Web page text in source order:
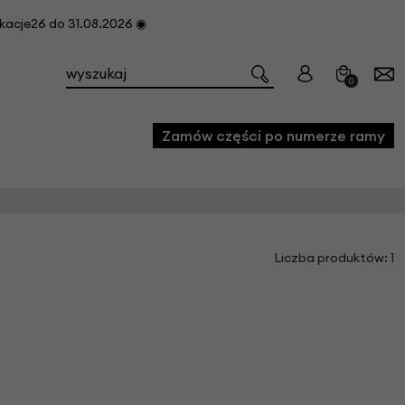
do 31.08.2026 ◉
0
Zamów części po numerze ramy
Liczba produktów: 1